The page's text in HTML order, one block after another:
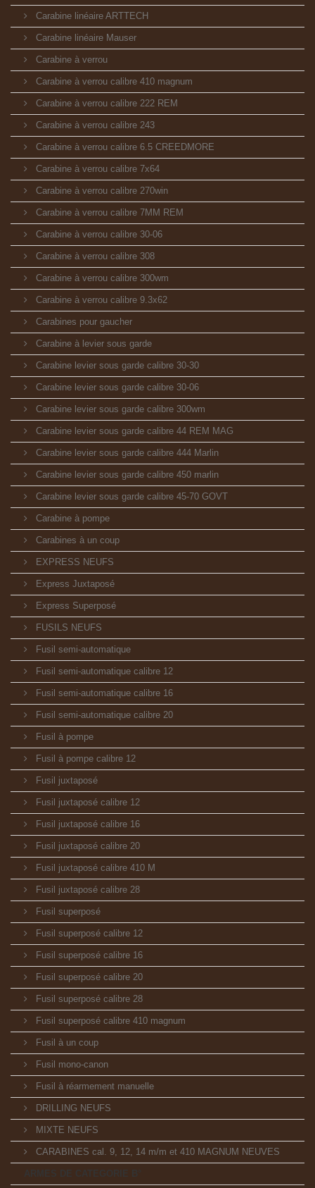
Carabine linéaire ARTTECH
Carabine linéaire Mauser
Carabine à verrou
Carabine à verrou calibre 410 magnum
Carabine à verrou calibre 222 REM
Carabine à verrou calibre 243
Carabine à verrou calibre 6.5 CREEDMORE
Carabine à verrou calibre 7x64
Carabine à verrou calibre 270win
Carabine à verrou calibre 7MM REM
Carabine à verrou calibre 30-06
Carabine à verrou calibre 308
Carabine à verrou calibre 300wm
Carabine à verrou calibre 9.3x62
Carabines pour gaucher
Carabine à levier sous garde
Carabine levier sous garde calibre 30-30
Carabine levier sous garde calibre 30-06
Carabine levier sous garde calibre 300wm
Carabine levier sous garde calibre 44 REM MAG
Carabine levier sous garde calibre 444 Marlin
Carabine levier sous garde calibre 450 marlin
Carabine levier sous garde calibre 45-70 GOVT
Carabine à pompe
Carabines à un coup
EXPRESS NEUFS
Express Juxtaposé
Express Superposé
FUSILS NEUFS
Fusil semi-automatique
Fusil semi-automatique calibre 12
Fusil semi-automatique calibre 16
Fusil semi-automatique calibre 20
Fusil à pompe
Fusil à pompe calibre 12
Fusil juxtaposé
Fusil juxtaposé calibre 12
Fusil juxtaposé calibre 16
Fusil juxtaposé calibre 20
Fusil juxtaposé calibre 410 M
Fusil juxtaposé calibre 28
Fusil superposé
Fusil superposé calibre 12
Fusil superposé calibre 16
Fusil superposé calibre 20
Fusil superposé calibre 28
Fusil superposé calibre 410 magnum
Fusil à un coup
Fusil mono-canon
Fusil à réarmement manuelle
DRILLING NEUFS
MIXTE NEUFS
CARABINES cal. 9, 12, 14 m/m et 410 MAGNUM NEUVES
ARMES DE CATEGORIE B°